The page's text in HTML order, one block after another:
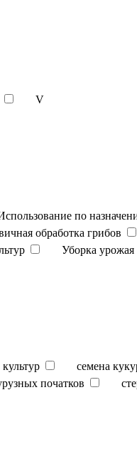
V
по
обработка грибов
Уборка
семена
початков